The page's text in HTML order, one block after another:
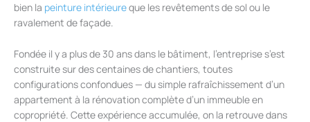
bien la peinture intérieureque les revêtements de sol ou le
ravalement de façade.
Fondée il y a plus de 30 ans dans le bâtiment, l’entreprise s’est
construite sur des centaines de chantiers, toutes
configurations confondues — du simple rafraîchissement d’un
appartement à la rénovation complète d’un immeuble en
copropriété. Cette expérience accumulée, on la retrouve dans